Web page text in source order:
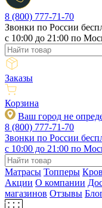
8 (800) 777-71-70
Звонки по России
c 10:00 до 21:00 по
Заказы
Корзина
Ваш город не
8 (800) 777-71-70
Звонки по России
c 10:00 до 21:00 по
Матрасы Топперы
Акции О компании
магазинов Отзывы